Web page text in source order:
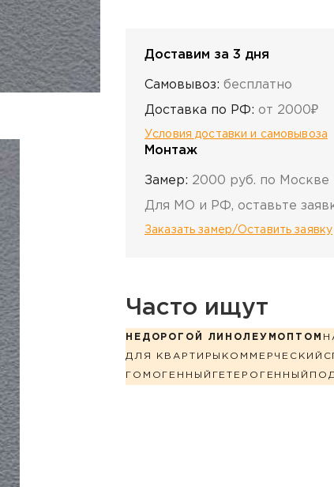
Доставим за 3 дня
Самовывоз: бесплатно
Доставка по РФ: от 2000₽
Условия доставки и самовывоза
Монтаж
Замер: 2000 руб. по Москве
Для МО и РФ, оставьте
Заказать замер/Оставить заявку
Часто ищут
НЕДОРОГОЙ ЛИНОЛЕУМ ОПТОМ
ДЛЯ КВАРТИРЫ КОММЕРЧЕСКИЙ
ГОМОГЕННЫЙ ГЕТЕРОГЕННЫЙ